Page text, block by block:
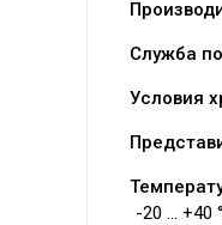
Служба
Условия
-20 ...